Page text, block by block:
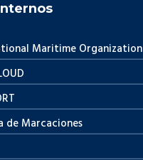
Maritime Organization
de Marcaciones